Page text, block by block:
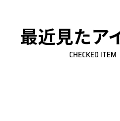
最近見たア
CHECKED ITEM